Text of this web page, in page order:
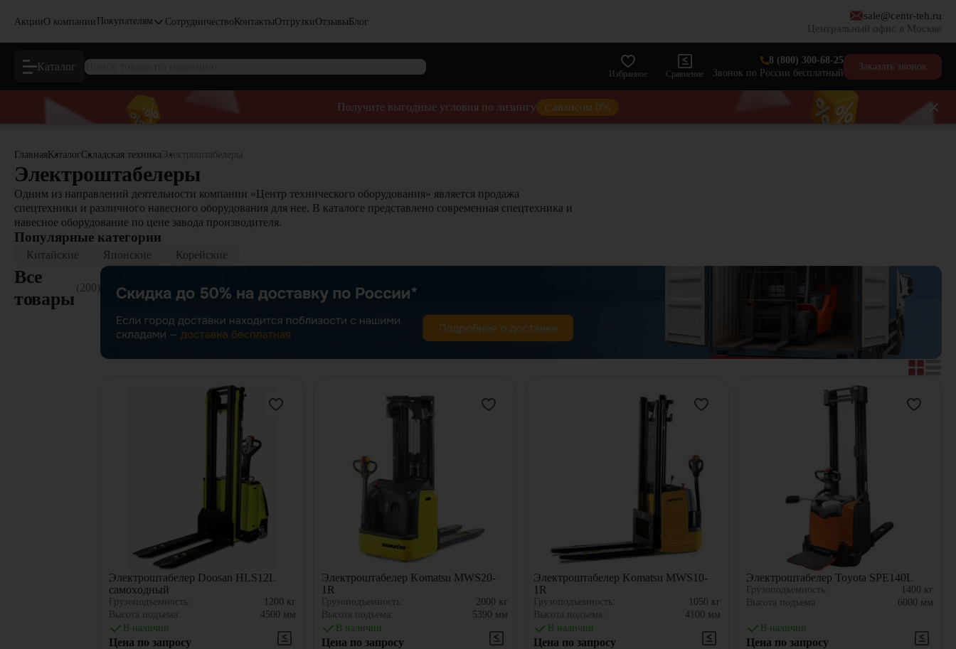
АкцииО компании Покупателям СотрудничествоКонтактыОтгрузкиОтзывыБлог
sale@centr-teh.ru
Центральный офис в Москве
Каталог
Избранное Сравнение
8 (800) 300-68-25
Звонок по России бесплатный
Заказать звонок
Получите выгодные условия по лизингу с авансом 0%
Главная КаталогСкладская техника Электроштабелеры
Электроштабелеры
Одним из направлений деятельности компании «Центр технического оборудования» является продажа
спецтехники и различного навесного оборудования для нее. В каталоге представлено современная спецтехника и
навесное оборудование по цене завода производителя.
Популярные категории
Китайские Японские Корейские
Все
товары
(200)
Электроштабелер Doosan HLS12L
самоxодный
Грузоподъемность: 1200 кг
Высота подъема:
4500 мм
В наличии
Цена по запросу
Электроштабелер Komatsu MWS20-
1R
Грузоподъемность: 2000 кг
Высота подъема:
5390 мм
В наличии
Цена по запросу
Электроштабелер Komatsu MWS10-
1R
Грузоподъемность: 1050 кг
Высота подъема:
4100 мм
В наличии
Цена по запросу
Электроштабелер Toyota SPE140L
Грузоподъемность: 1400 кг
Высота подъема:
6000 мм
В наличии
Цена по запросу